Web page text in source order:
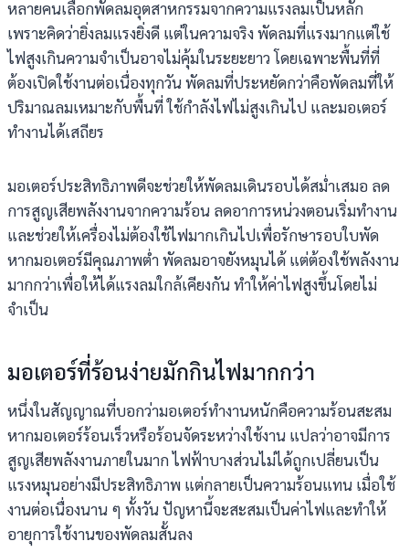
หลายคนเลือกพัดลมอุตสาหกรรมจากความแรงลมเป็นหลัก
เพราะคิดว่ายิ่งลมแรงยิ่งดี แต่ในความจริง พัดลมที่แรงมากแต่ใช้
ไฟสูงเกินความจำเป็นอาจไม่คุ้มในระยะยาว โดยเฉพาะพื้นที่ที่
ต้องเปิดใช้งานต่อเนื่องทุกวัน พัดลมที่ประหยัดกว่าคือพัดลมที่ให้
ปริมาณลมเหมาะกับพื้นที่ ใช้กำลังไฟไม่สูงเกินไป และมอเตอร์
ทำงานได้เสถียร
มอเตอร์ประสิทธิภาพดีจะช่วยให้พัดลมเดินรอบได้สม่ำเสมอ ลด
การสูญเสียพลังงานจากความร้อน ลดอาการหน่วงตอนเริ่มทำงาน
และช่วยให้เครื่องไม่ต้องใช้ไฟมากเกินไปเพื่อรักษารอบใบพัด
หากมอเตอร์มีคุณภาพต่ำ พัดลมอาจยังหมุนได้ แต่ต้องใช้พลังงาน
มากกว่าเพื่อให้ได้แรงลมใกล้เคียงกัน ทำให้ค่าไฟสูงขึ้นโดยไม่
จำเป็น
มอเตอร์ที่ร้อนง่ายมักกินไฟมากกว่า
หนึ่งในสัญญาณที่บอกว่ามอเตอร์ทำงานหนักคือความร้อนสะสม
หากมอเตอร์ร้อนเร็วหรือร้อนจัดระหว่างใช้งาน แปลว่าอาจมีการ
สูญเสียพลังงานภายในมาก ไฟฟ้าบางส่วนไม่ได้ถูกเปลี่ยนเป็น
แรงหมุนอย่างมีประสิทธิภาพ แต่กลายเป็นความร้อนแทน เมื่อใช้
งานต่อเนื่องนาน ๆ ทั้งวัน ปัญหานี้จะสะสมเป็นค่าไฟและทำให้
อายุการใช้งานของพัดลมสั้นลง